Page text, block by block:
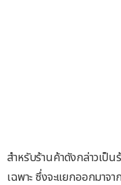
สำหรับร้านค้าดังกล่าวเป็
เฉพาะ ซึ่งจะแยกออกมา